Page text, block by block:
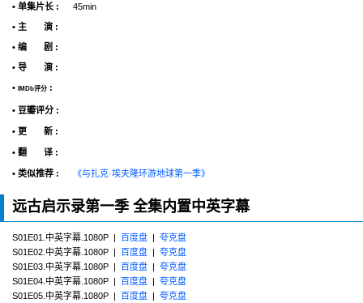
• 单集片长 : 45min
• 主 演 :
• 编 剧 :
• 导 演 :
• IMDb评分 :
• 豆瓣评分 :
• 更 新 :
• 翻 译 :
• 类似推荐 : 《与扎克·埃夫隆环游地球第一季》
远古启示录第一季 全集内置中英字幕
S01E01.中英字幕.1080P | 百度盘 | 夸克盘
S01E02.中英字幕.1080P | 百度盘 | 夸克盘
S01E03.中英字幕.1080P | 百度盘 | 夸克盘
S01E04.中英字幕.1080P | 百度盘 | 夸克盘
S01E05.中英字幕.1080P | 百度盘 | 夸克盘